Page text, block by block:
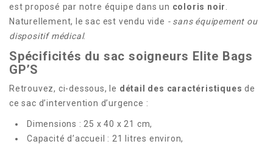
est proposé par notre équipe dans un coloris noir
Naturellement, le sac est vendu vide - sans équipement ou
dispositif médical.
Spécificités du sac soigneurs Elite Bags
GP’S
Retrouvez, ci-dessous, le détail des caractéristiques de
ce sac d’intervention d’urgence :
Dimensions : 25 x 40 x 21 cm,
Capacité d’accueil : 21 litres environ,